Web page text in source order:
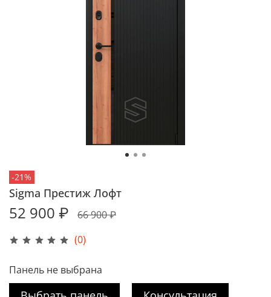
-21%
(0)
Sigma Престиж Лофт
52 900 ₽ 66 900 ₽
Панель не выбрана